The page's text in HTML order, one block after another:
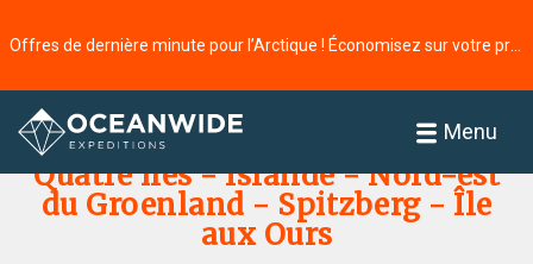
Menu
Accueil
Quatre îles - Islande - Nord-est
du Groenland - Spitzberg - Île
aux Ours